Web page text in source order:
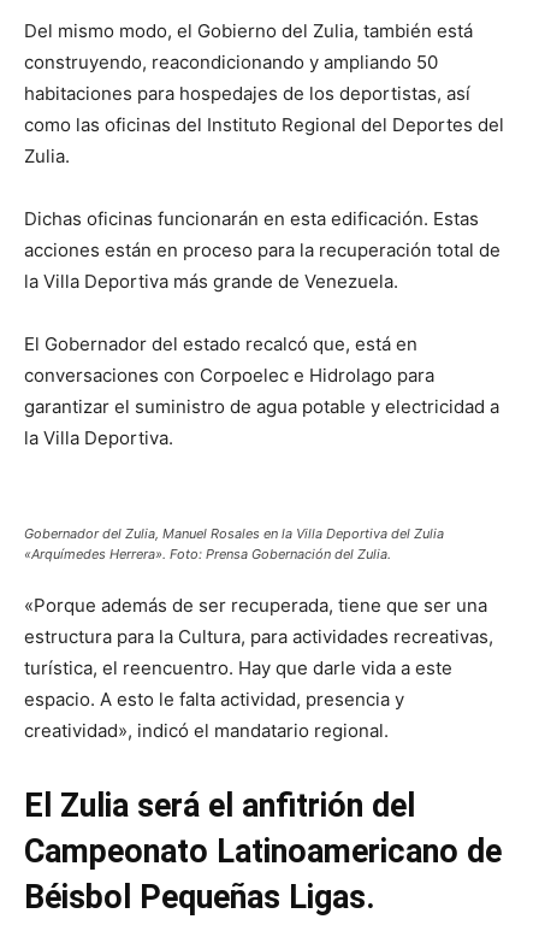
Del mismo modo, el Gobierno del Zulia, también está
construyendo, reacondicionando y ampliando 50
habitaciones para hospedajes de los deportistas, así
como las oficinas del Instituto Regional del Deportes del
Zulia.
Dichas oficinas funcionarán en esta edificación. Estas
acciones están en proceso para la recuperación total de
la Villa Deportiva más grande de Venezuela.
El Gobernador del estado recalcó que, está en
conversaciones con Corpoelec e Hidrolago para
garantizar el suministro de agua potable y electricidad a
la Villa Deportiva.
Gobernador del Zulia, Manuel Rosales en la Villa Deportiva del Zulia
«Arquímedes Herrera». Foto: Prensa Gobernación del Zulia.
«Porque además de ser recuperada, tiene que ser una
estructura para la Cultura, para actividades recreativas,
turística, el reencuentro. Hay que darle vida a este
espacio. A esto le falta actividad, presencia y
creatividad», indicó el mandatario regional.
El Zulia será el anfitrión del
Campeonato Latinoamericano de
Béisbol Pequeñas Ligas.